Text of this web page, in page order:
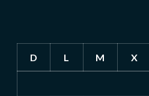
D L M X